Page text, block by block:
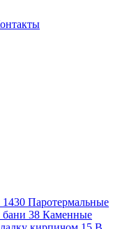
1430 Паротермальные
бани 38 Каменные